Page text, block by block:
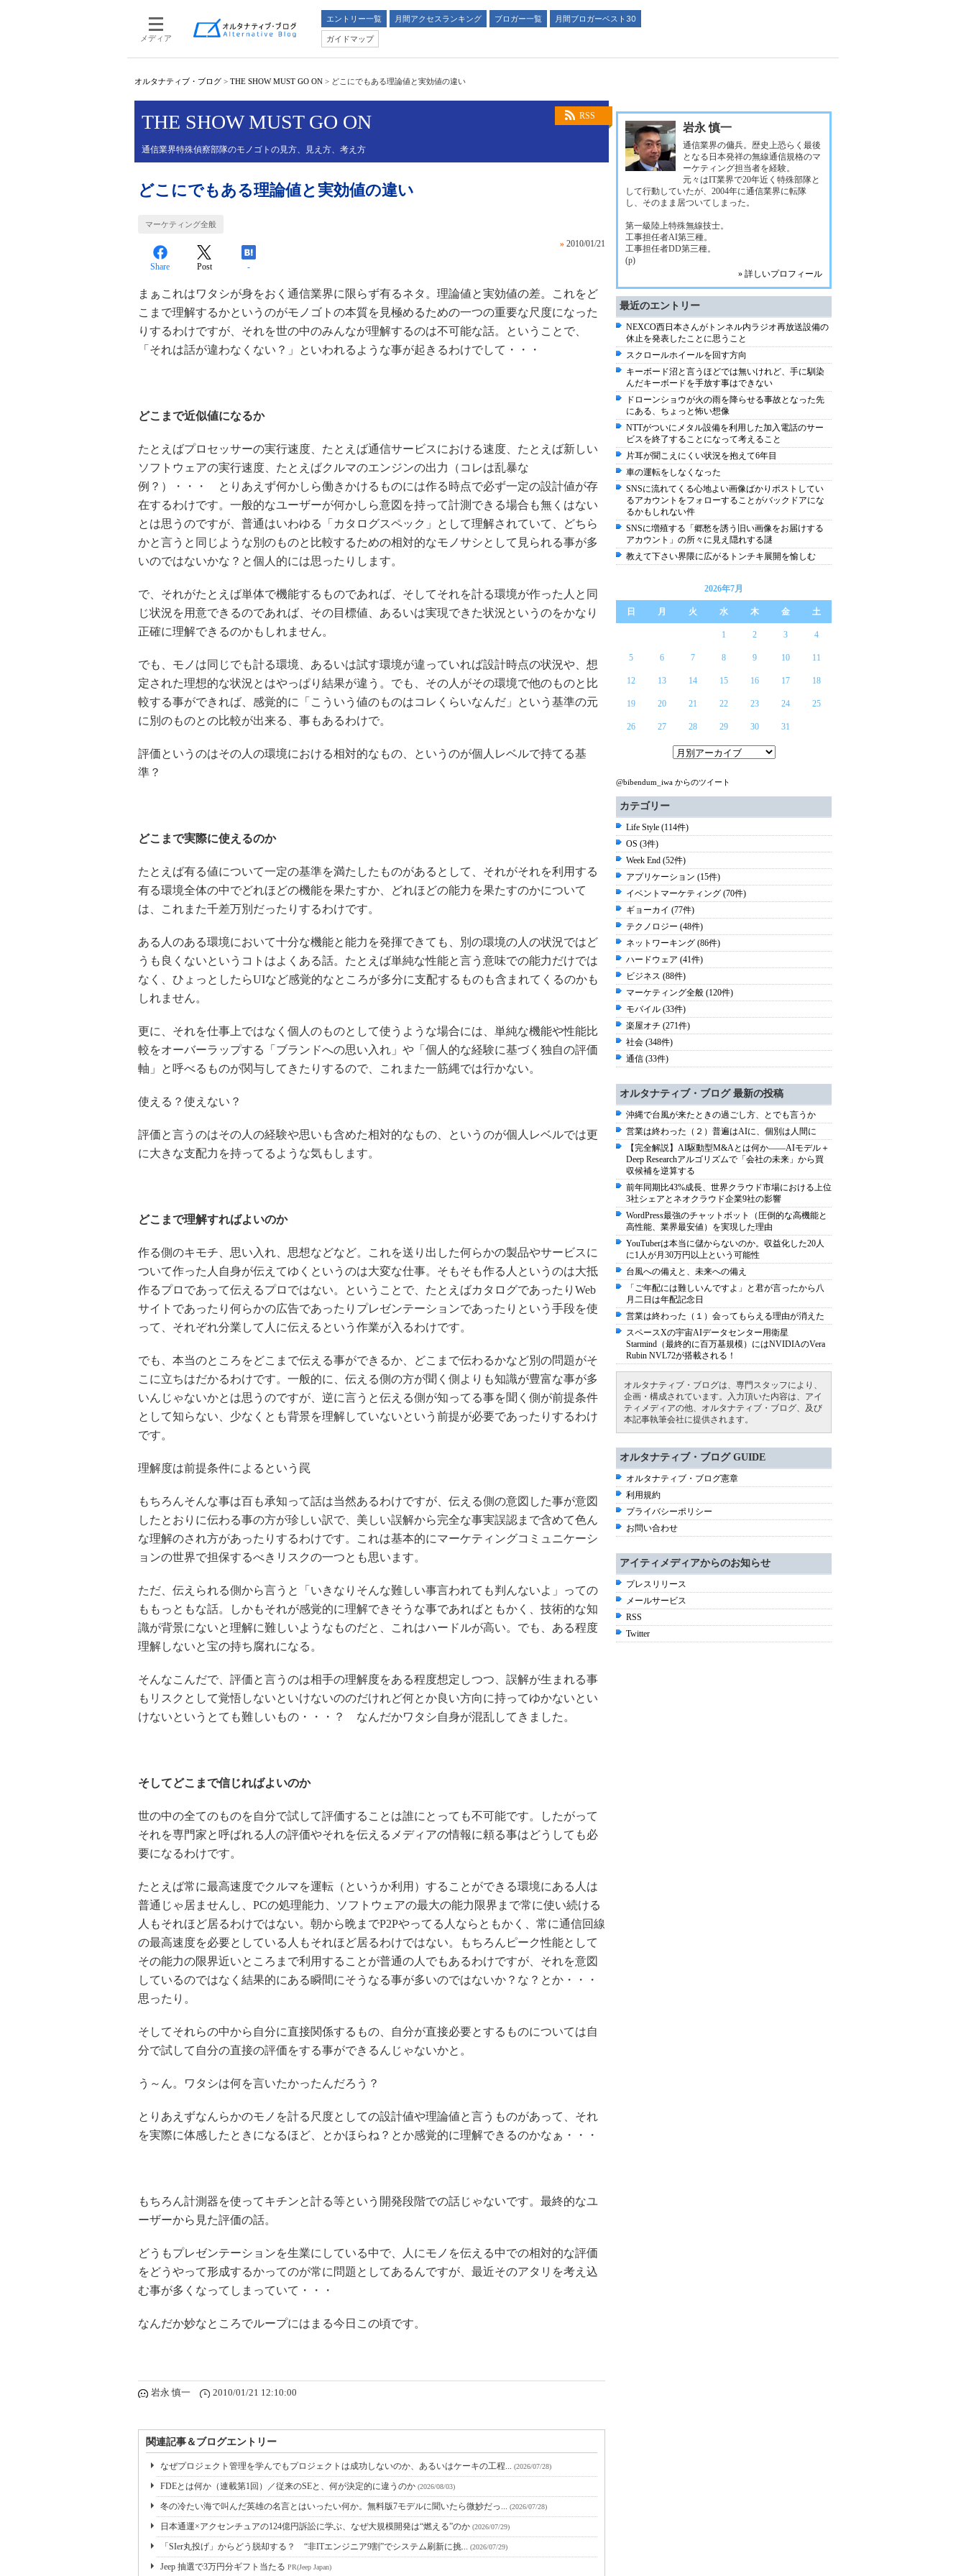
メディア
エントリー一覧 月間アクセスランキング ブロガー一覧
月間ブロガーベスト30
ガイドマップ
オルタナティブ・ブログ > THE SHOW MUST GO ON > どこにでもある理論値と実効値の違い
RSS
THE SHOW MUST GO ON
通信業界特殊偵察部隊のモノゴトの見方、見え方、考え方
どこにでもある理論値と実効値の違い
マーケティング全般
» 2010/01/21
Share Post -
まぁこれはワタシが身をおく通信業界に限らず有るネタ。理論値と実効値の差。これをど
こまで理解するかというのがモノゴトの本質を見極めるための一つの重要な尺度になった
りするわけですが、それを世の中のみんなが理解するのは不可能な話。ということで、
「それは話が違わなくない？」といわれるような事が起きるわけでして・・・
どこまで近似値になるか
たとえばプロセッサーの実行速度、たとえば通信サービスにおける速度、たとえば新しい
ソフトウェアの実行速度、たとえばクルマのエンジンの出力（コレは乱暴な
例？）・・・ とりあえず何かしら働きかけるものには作る時点で必ず一定の設計値が存
在するわけです。一般的なユーザーが何かしら意図を持って計測できる場合も無くはない
とは思うのですが、普通はいわゆる「カタログスペック」として理解されていて、どちら
かと言うと同じような別のものと比較するための相対的なモノサシとして見られる事が多
いのではないかな？と個人的には思ったりします。
で、それがたとえば単体で機能するものであれば、そしてそれを計る環境が作った人と同
じ状況を用意できるのであれば、その目標値、あるいは実現できた状況というのをかなり
正確に理解できるのかもしれません。
でも、モノは同じでも計る環境、あるいは試す環境が違っていれば設計時点の状況や、想
定された理想的な状況とはやっぱり結果が違う。でも、その人がその環境で他のものと比
較する事ができれば、感覚的に「こういう値のものはコレくらいなんだ」という基準の元
に別のものとの比較が出来る、事もあるわけで。
評価というのはその人の環境における相対的なもの、というのが個人レベルで持てる基
準？
どこまで実際に使えるのか
たとえば有る値について一定の基準を満たしたものがあるとして、それがそれを利用する
有る環境全体の中でどれほどの機能を果たすか、どれほどの能力を果たすのかについて
は、これまた千差万別だったりするわけです。
ある人のある環境において十分な機能と能力を発揮できても、別の環境の人の状況ではど
うも良くないというコトはよくある話。たとえば単純な性能と言う意味での能力だけでは
なく、ひょっとしたらUIなど感覚的なところが多分に支配するものも含まれてくるのかも
しれません。
更に、それを仕事上ではなく個人のものとして使うような場合には、単純な機能や性能比
較をオーバーラップする「ブランドへの思い入れ」や「個人的な経験に基づく独自の評価
軸」と呼べるものが関与してきたりするので、これまた一筋縄では行かない。
使える？使えない？
評価と言うのはその人の経験や思いも含めた相対的なもの、というのが個人レベルでは更
に大きな支配力を持ってるような気もします。
どこまで理解すればよいのか
作る側のキモチ、思い入れ、思想などなど。これを送り出した何らかの製品やサービスに
ついて作った人自身が伝えてゆくというのは大変な仕事。そもそも作る人というのは大抵
作るプロであって伝えるプロではない。ということで、たとえばカタログであったりWeb
サイトであったり何らかの広告であったりプレゼンテーションであったりという手段を使
って、それぞれ分業して人に伝えるという作業が入るわけです。
でも、本当のところをどこまで伝える事ができるか、どこまで伝わるかなど別の問題がそ
こに立ちはだかるわけです。一般的に、伝える側の方が聞く側よりも知識が豊富な事が多
いんじゃないかとは思うのですが、逆に言うと伝える側が知ってる事を聞く側が前提条件
として知らない、少なくとも背景を理解していないという前提が必要であったりするわけ
です。
理解度は前提条件によるという罠
もちろんそんな事は百も承知って話は当然あるわけですが、伝える側の意図した事が意図
したとおりに伝わる事の方が珍しい訳で、美しい誤解から完全な事実誤認まで含めて色ん
な理解のされ方があったりするわけです。これは基本的にマーケティングコミュニケーシ
ョンの世界で担保するべきリスクの一つとも思います。
ただ、伝えられる側から言うと「いきなりそんな難しい事言われても判んないよ」っての
ももっともな話。しかもそれが感覚的に理解できそうな事であればともかく、技術的な知
識が背景にないと理解に難しいようなものだと、これはハードルが高い。でも、ある程度
理解しないと宝の持ち腐れになる。
そんなこんだで、評価と言うのは相手の理解度をある程度想定しつつ、誤解が生まれる事
もリスクとして覚悟しないといけないののだけれど何とか良い方向に持ってゆかないとい
けないというとても難しいもの・・・？ なんだかワタシ自身が混乱してきました。
そしてどこまで信じればよいのか
世の中の全てのものを自分で試して評価することは誰にとっても不可能です。したがって
それを専門家と呼ばれる人の評価やそれを伝えるメディアの情報に頼る事はどうしても必
要になるわけです。
たとえば常に最高速度でクルマを運転（というか利用）することができる環境にある人は
普通じゃ居ませんし、PCの処理能力、ソフトウェアの最大の能力限界まで常に使い続ける
人もそれほど居るわけではない。朝から晩までP2Pやってる人ならともかく、常に通信回線
の最高速度を必要としている人もそれほど居るわけではない。もちろんピーク性能として
その能力の限界近いところまで利用することが普通の人でもあるわけですが、それを意図
しているのではなく結果的にある瞬間にそうなる事が多いのではないか？な？とか・・・
思ったり。
そしてそれらの中から自分に直接関係するもの、自分が直接必要とするものについては自
分で試して自分の直接の評価をする事ができるんじゃないかと。
う～ん。ワタシは何を言いたかったんだろう？
とりあえずなんらかのモノを計る尺度としての設計値や理論値と言うものがあって、それ
を実際に体感したときになるほど、とかほらね？とか感覚的に理解できるのかなぁ・・・
もちろん計測器を使ってキチンと計る等という開発段階での話じゃないです。最終的なユ
ーザーから見た評価の話。
どうもプレゼンテーションを生業にしている中で、人にモノを伝える中での相対的な評価
をどうやって形成するかってのが常に問題としてあるんですが、最近そのアタリを考え込
む事が多くなってしまっていて・・・
なんだか妙なところでループにはまる今日この頃です。
岩永 慎一 2010/01/21 12:10:00
関連記事＆ブログエントリー
なぜプロジェクト管理を学んでもプロジェクトは成功しないのか、あるいはケーキの工程... (2026/07/28)
FDEとは何か（連載第1回）／従来のSEと、何が決定的に違うのか (2026/08/03)
冬の冷たい海で叫んだ英雄の名言とはいったい何か。無料版7モデルに聞いたら微妙だっ... (2026/07/28)
日本通運×アクセンチュアの124億円訴訟に学ぶ、なぜ大規模開発は“燃える”のか (2026/07/29)
「SIer丸投げ」からどう脱却する？ “非ITエンジニア9割”でシステム刷新に挑... (2026/07/29)
Jeep 抽選で3万円分ギフト当たる PR(Jeep Japan)
岩永 慎一
通信業界の傭兵。歴史上恐らく最後
となる日本発祥の無線通信規格のマ
ーケティング担当者を経験。
元々はIT業界で20年近く特殊部隊と
して行動していたが、2004年に通信業界に転隊
し、そのまま居ついてしまった。
第一級陸上特殊無線技士。
工事担任者AI第三種。
工事担任者DD第三種。
(p)
» 詳しいプロフィール
最近のエントリー
NEXCO西日本さんがトンネル内ラジオ再放送設備の
休止を発表したことに思うこと
スクロールホイールを回す方向
キーボード沼と言うほどでは無いけれど、手に馴染
んだキーボードを手放す事はできない
ドローンショウが火の雨を降らせる事故となった先
にある、ちょっと怖い想像
NTTがついにメタル設備を利用した加入電話のサー
ビスを終了することになって考えること
片耳が聞こえにくい状況を抱えて6年目
車の運転をしなくなった
SNSに流れてくる心地よい画像ばかりポストしてい
るアカウントをフォローすることがバックドアにな
るかもしれない件
SNSに増殖する「郷愁を誘う旧い画像をお届けする
アカウント」の所々に見え隠れする謎
教えて下さい界隈に広がるトンチキ展開を愉しむ
2026年7月
日 月 火 水 木 金 土
1 2 3 4
5 6 7 8 9 10 11
12 13 14 15 16 17 18
19 20 21 22 23 24 25
26 27 28 29 30 31
@bibendum_iwa からのツイート
カテゴリー
Life Style (114件)
OS (3件)
Week End (52件)
アプリケーション (15件)
イベントマーケティング (70件)
ギョーカイ (77件)
テクノロジー (48件)
ネットワーキング (86件)
ハードウェア (41件)
ビジネス (88件)
マーケティング全般 (120件)
モバイル (33件)
楽屋オチ (271件)
社会 (348件)
通信 (33件)
オルタナティブ・ブログ 最新の投稿
沖縄で台風が来たときの過ごし方、とでも言うか
営業は終わった（２）普遍はAIに、個別は人間に
【完全解説】AI駆動型M&Aとは何か――AIモデル＋
Deep Researchアルゴリズムで「会社の未来」から買
収候補を逆算する
前年同期比43%成長、世界クラウド市場における上位
3社シェアとネオクラウド企業9社の影響
WordPress最強のチャットボット（圧倒的な高機能と
高性能、業界最安値）を実現した理由
YouTuberは本当に儲からないのか。収益化した20人
に1人が月30万円以上という可能性
台風への備えと、未来への備え
「ご年配には難しいんですよ」と君が言ったから八
月二日は年配記念日
営業は終わった（１）会ってもらえる理由が消えた
スペースXの宇宙AIデータセンター用衛星
Starmind（最終的に百万基規模）にはNVIDIAのVera
Rubin NVL72が搭載される！
オルタナティブ・ブログは、専門スタッフにより、
企画・構成されています。入力頂いた内容は、アイ
ティメディアの他、オルタナティブ・ブログ、及び
本記事執筆会社に提供されます。
オルタナティブ・ブログ GUIDE
オルタナティブ・ブログ憲章
利用規約
プライバシーポリシー
お問い合わせ
アイティメディアからのお知らせ
プレスリリース
メールサービス
RSS
Twitter